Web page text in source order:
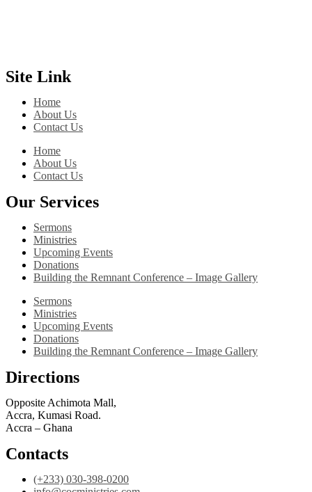
Site Link
Home
About Us
Contact Us
Home
About Us
Contact Us
Our Services
Sermons
Ministries
Upcoming Events
Donations
Building the Remnant Conference – Image Gallery
Sermons
Ministries
Upcoming Events
Donations
Building the Remnant Conference – Image Gallery
Directions
Opposite Achimota Mall,
Accra, Kumasi Road.
Accra – Ghana
Contacts
(+233) 030-398-0200